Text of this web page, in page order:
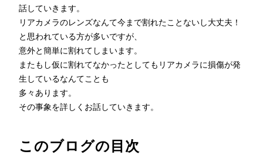
話していきます。
リアカメラのレンズなんて今まで割れたことないし大丈夫！
と思われている方が多いですが、
意外と簡単に割れてしまいます。
またもし仮に割れてなかったとしてもリアカメラに損傷が発
生しているなんてことも
多々あります。
その事象を詳しくお話していきます。
このブログの目次